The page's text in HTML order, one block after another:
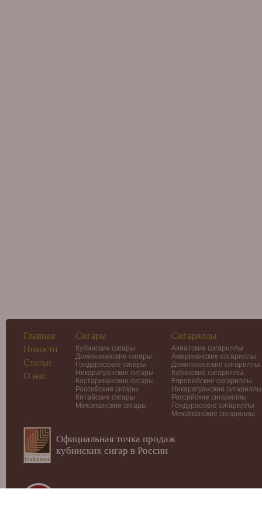
Главная
Новости
Статьи
О нас
Сигары
Кубинские сигары
Доминиканские сигары
Гондурасские сигары
Никарагуанские сигары
Костариканские сигары
Российские сигары
Китайские сигары
Мексиканские сигары
Сигариллы
Азиатские сигариллы
Американские сигариллы
Доминиканские сигариллы
Кубинские сигариллы
Европейские сигариллы
Никарагуанские сигариллы
Российские сигариллы
Гондурасские сигариллы
Мексиканские сигариллы
Официальная точка продаж
кубинских сигар в России